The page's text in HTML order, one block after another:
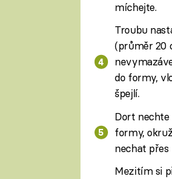
míchejte.
Troubu
(průměr 20
do formy,
špejlí.
Dort nechte
formy,
nechat přes
Mezitím si